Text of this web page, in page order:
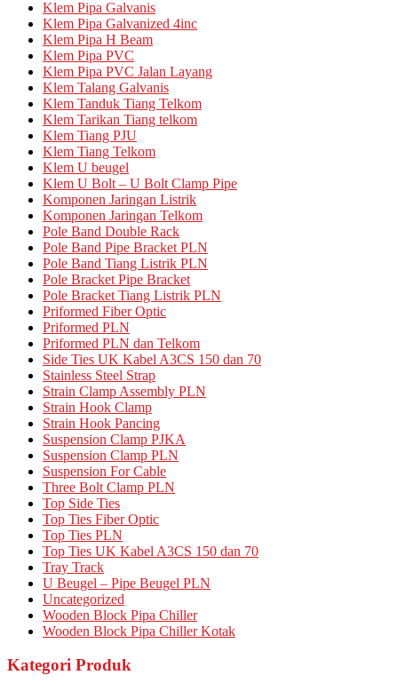
Klem Pipa Galvanis
Klem Pipa Galvanized 4inc
Klem Pipa H Beam
Klem Pipa PVC
Klem Pipa PVC Jalan Layang
Klem Talang Galvanis
Klem Tanduk Tiang Telkom
Klem Tarikan Tiang telkom
Klem Tiang PJU
Klem Tiang Telkom
Klem U beugel
Klem U Bolt – U Bolt Clamp Pipe
Komponen Jaringan Listrik
Komponen Jaringan Telkom
Pole Band Double Rack
Pole Band Pipe Bracket PLN
Pole Band Tiang Listrik PLN
Pole Bracket Pipe Bracket
Pole Bracket Tiang Listrik PLN
Priformed Fiber Optic
Priformed PLN
Priformed PLN dan Telkom
Side Ties UK Kabel A3CS 150 dan 70
Stainless Steel Strap
Strain Clamp Assembly PLN
Strain Hook Clamp
Strain Hook Pancing
Suspension Clamp PJKA
Suspension Clamp PLN
Suspension For Cable
Three Bolt Clamp PLN
Top Side Ties
Top Ties Fiber Optic
Top Ties PLN
Top Ties UK Kabel A3CS 150 dan 70
Tray Track
U Beugel – Pipe Beugel PLN
Uncategorized
Wooden Block Pipa Chiller
Wooden Block Pipa Chiller Kotak
Kategori Produk